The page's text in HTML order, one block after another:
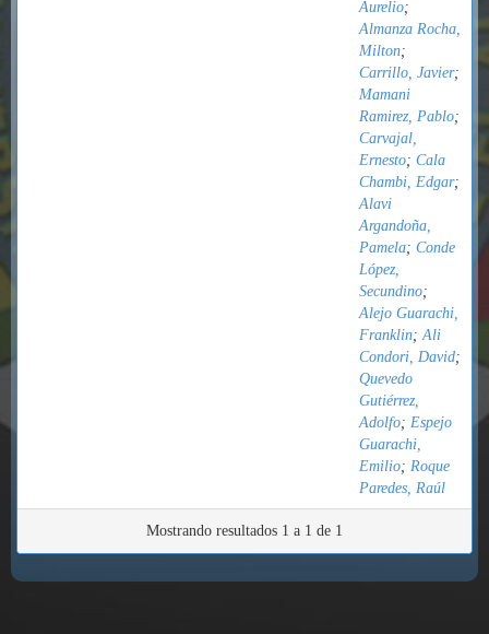
Aurelio;
Almanza Rocha,
Milton;
Carrillo, Javier;
Mamani
Ramirez, Pablo;
Carvajal,
Ernesto; Cala
Chambi, Edgar;
Alavi
Argandoña,
Pamela; Conde
López,
Secundino;
Alejo Guarachi,
Franklin;Ali
Condori, David;
Quevedo
Gutiérrez,
Adolfo; Espejo
Guarachi,
Emilio; Roque
Paredes, Raúl
Mostrando resultados 1 a 1 de 1